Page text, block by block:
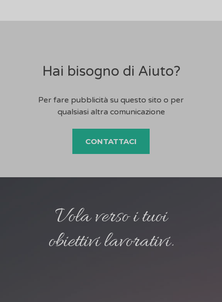
Hai bisogno di Aiuto?
Per fare pubblicità su questo sito o per
qualsiasi altra comunicazione
CONTATTACI
Vola verso i tuoi
obiettivi lavorativi.